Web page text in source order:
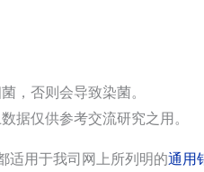
，否则会导致染菌。
据仅供参考交流研究之用。
适用于我司网上所列明的通用